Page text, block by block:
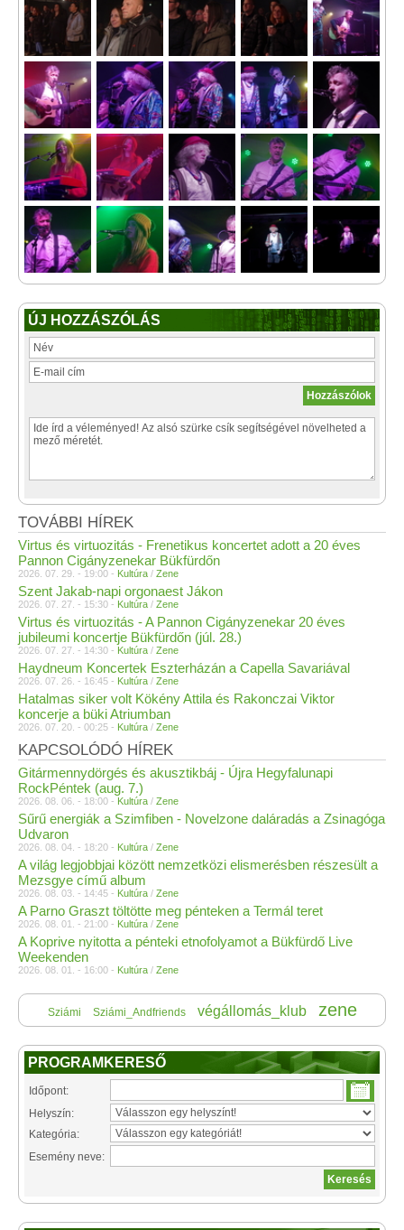
ÚJ HOZZÁSZÓLÁS
TOVÁBBI HÍREK
Virtus és virtuozitás - Frenetikus koncertet adott a 20 éves
Pannon Cigányzenekar Bükfürdőn
2026. 07. 29. - 19:00 - Kultúra / Zene
Szent Jakab-napi orgonaest Jákon
2026. 07. 27. - 15:30 - Kultúra / Zene
Virtus és virtuozitás - A Pannon Cigányzenekar 20 éves
jubileumi koncertje Bükfürdőn (júl. 28.)
2026. 07. 27. - 14:30 - Kultúra / Zene
Haydneum Koncertek Eszterházán a Capella Savariával
2026. 07. 26. - 16:45 - Kultúra / Zene
Hatalmas siker volt Kökény Attila és Rakonczai Viktor
koncerje a büki Atriumban
2026. 07. 20. - 00:25 - Kultúra / Zene
KAPCSOLÓDÓ HÍREK
Gitármennydörgés és akusztikbáj - Újra Hegyfalunapi
RockPéntek (aug. 7.)
2026. 08. 06. - 18:00 - Kultúra / Zene
Sűrű energiák a Szimfiben - Novelzone daláradás a Zsinagóga
Udvaron
2026. 08. 04. - 18:20 - Kultúra / Zene
A világ legjobbjai között nemzetközi elismerésben részesült a
Mezsgye című album
2026. 08. 03. - 14:45 - Kultúra / Zene
A Parno Graszt töltötte meg pénteken a Termál teret
2026. 08. 01. - 21:00 - Kultúra / Zene
A Koprive nyitotta a pénteki etnofolyamot a Bükfürdő Live
Weekenden
2026. 08. 01. - 16:00 - Kultúra / Zene
Sziámi Sziámi_Andfriends végállomás_klub zene
PROGRAMKERESŐ
Időpont:
Helyszín:
Kategória:
Esemény neve: